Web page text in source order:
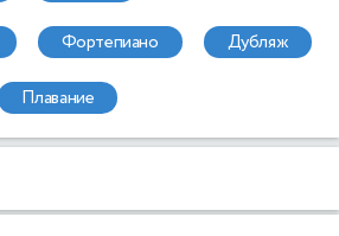
фортепиано дубляж
плавание